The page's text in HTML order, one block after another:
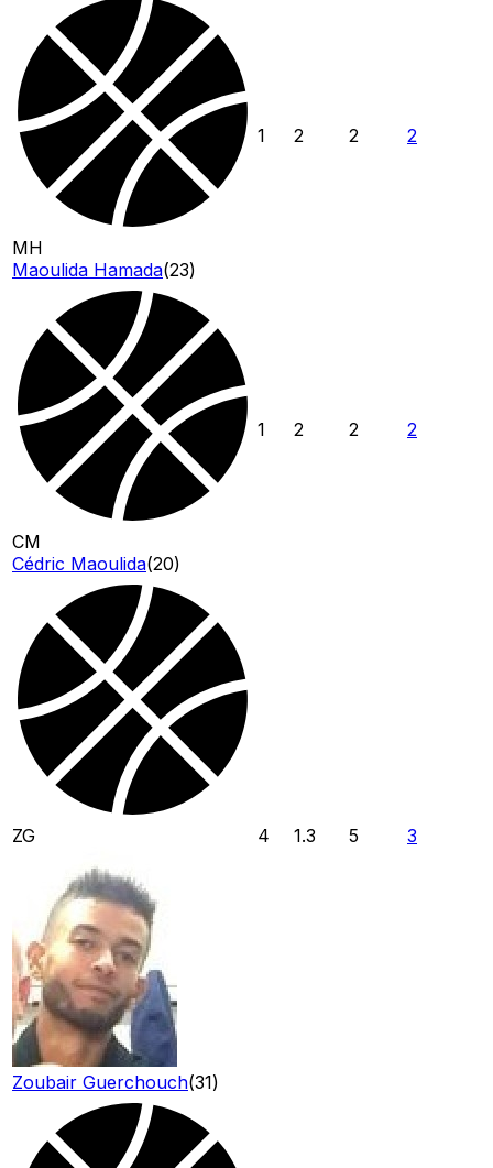
MH
Maoulida Hamada(23)
1 2 2 2
CM
Cédric Maoulida(20)
1 2 2 2
ZG
Zoubair Guerchouch(31)
4 1.3 5 3